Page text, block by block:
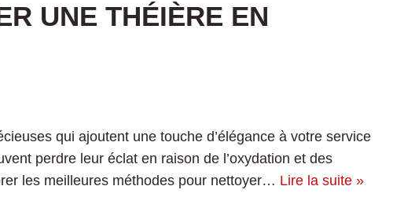
UNE THÉIÈRE EN
qui ajoutent une touche d’élégance à votre service
perdre leur éclat en raison de l’oxydation et des
les meilleures méthodes pour nettoyer… Lire la suite »